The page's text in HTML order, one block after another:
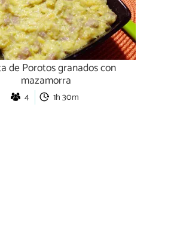
de Porotos granados con
mazamorra
4 1h 30m